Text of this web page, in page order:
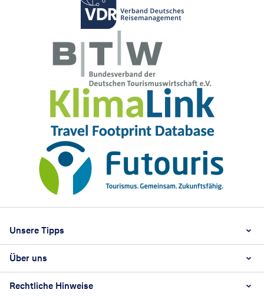
Unsere Tipps
Beste Reisezeit
Über uns
Karriere
Rechtliche Hinweise